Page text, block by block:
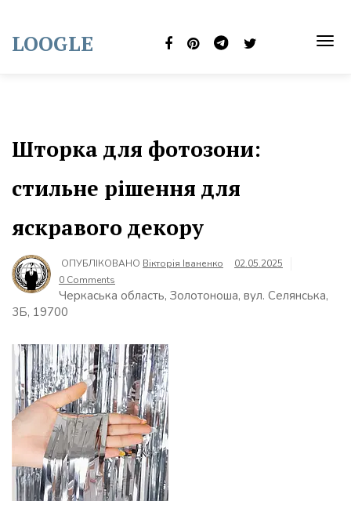
content
LOOGLE
Шторка для фотозони:
стильне рішення для
яскравого декору
ОПУБЛІКОВАНО Вікторія Іваненко
02.05.2025
0 Comments
Черкаська область, Золотоноша, вул. Селянська,
3Б, 19700